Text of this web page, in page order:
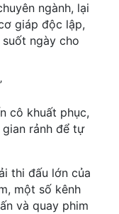
ngành, lại
giáp độc lập,
ngày cho
cô khuất phục,
rảnh để tự
thi đấu lớn của
một số kênh
và quay phim